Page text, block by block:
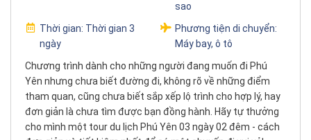
sao
Thời gian: Thời gian 3
ngày
Phương tiện di chuyển:
Máy bay, ô tô
Chương trình dành cho những người đang muốn đi Phú
Yên nhưng chưa biết đường đi, không rõ về những điểm
tham quan, cũng chưa biết sắp xếp lộ trình cho hợp lý, hay
đơn giản là chưa tìm được bạn đồng hành. Hãy tự thưởng
cho mình một tour du lịch Phú Yên 03 ngày 02 đêm - cách